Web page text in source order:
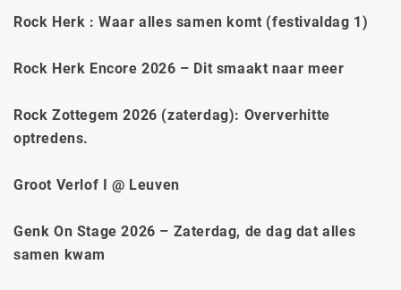
Rock Herk : Waar alles samen komt (festivaldag 1)
Rock Herk Encore 2026 – Dit smaakt naar meer
Rock Zottegem 2026 (zaterdag): Oververhitte
optredens.
Groot Verlof I @ Leuven
Genk On Stage 2026 – Zaterdag, de dag dat alles
samen kwam